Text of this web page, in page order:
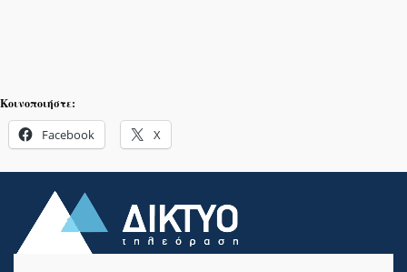
Κοινοποιήστε:
Facebook X